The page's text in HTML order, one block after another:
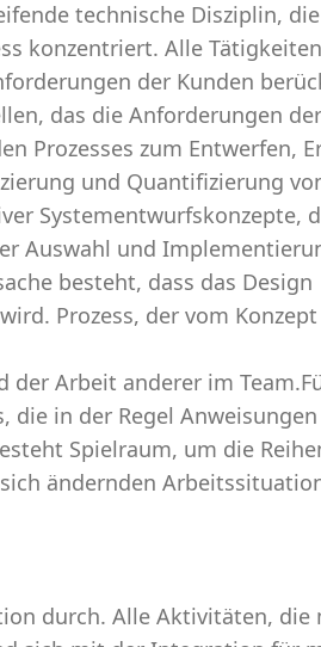
technische Disziplin,
konzentriert. Alle
der Kunden
das die Anforderungen
Prozesses zum Entwerfen,
und Quantifizierung
Systementwurfskonzepte,
Auswahl und
besteht, dass das Design
Prozess, der vom
Arbeit anderer im
die in der Regel
Spielraum, um die
ändernden
durch. Alle Aktivitäten, die